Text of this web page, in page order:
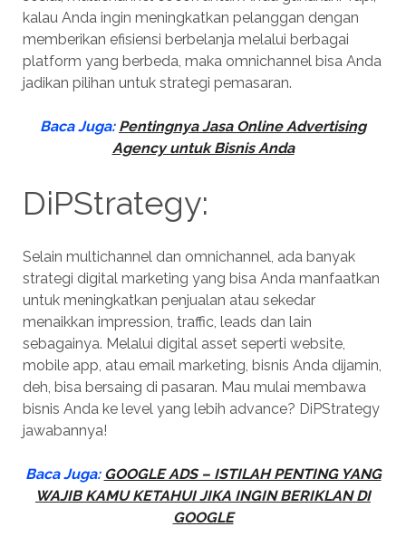
kalau Anda ingin meningkatkan pelanggan dengan
memberikan efisiensi berbelanja melalui berbagai
platform yang berbeda, maka omnichannel bisa Anda
jadikan pilihan untuk strategi pemasaran.
Baca Juga: Pentingnya Jasa Online Advertising
Agency untuk Bisnis Anda
DiPStrategy:
Selain multichannel dan omnichannel, ada banyak
strategi digital marketing yang bisa Anda manfaatkan
untuk meningkatkan penjualan atau sekedar
menaikkan impression, traffic, leads dan lain
sebagainya. Melalui digital asset seperti website,
mobile app, atau email marketing, bisnis Anda dijamin,
deh, bisa bersaing di pasaran. Mau mulai membawa
bisnis Anda ke level yang lebih advance? DiPStrategy
jawabannya!
Baca Juga: GOOGLE ADS – ISTILAH PENTING YANG
WAJIB KAMU KETAHUI JIKA INGIN BERIKLAN DI
GOOGLE